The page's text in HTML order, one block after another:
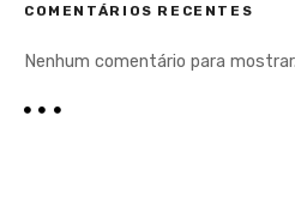
COMENTÁRIOS RECENTES
Nenhum comentário para mostrar.